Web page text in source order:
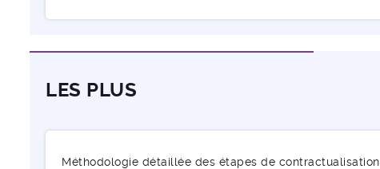
LES PLUS
Méthodologie détaillée des étapes de contractualisation